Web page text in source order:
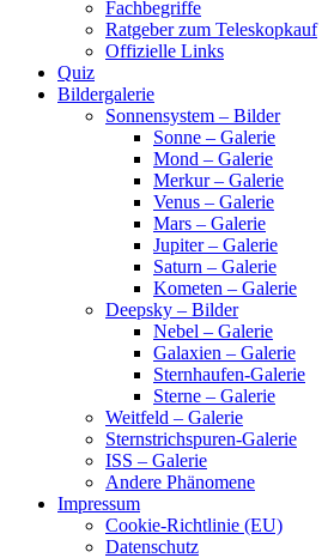
Fachbegriffe
Ratgeber zum Teleskopkauf
Offizielle Links
Quiz
Bildergalerie
Sonnensystem – Bilder
Sonne – Galerie
Mond – Galerie
Merkur – Galerie
Venus – Galerie
Mars – Galerie
Jupiter – Galerie
Saturn – Galerie
Kometen – Galerie
Deepsky – Bilder
Nebel – Galerie
Galaxien – Galerie
Sternhaufen-Galerie
Sterne – Galerie
Weitfeld – Galerie
Sternstrichspuren-Galerie
ISS – Galerie
Andere Phänomene
Impressum
Cookie-Richtlinie (EU)
Datenschutz